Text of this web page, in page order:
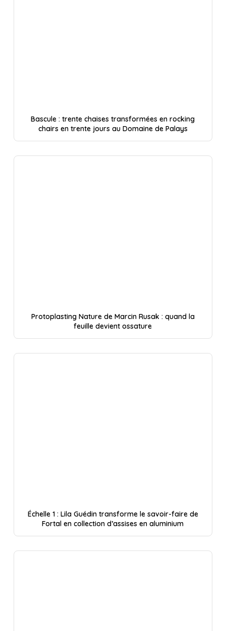
Bascule : trente chaises transformées en rocking
chairs en trente jours au Domaine de Palays
Protoplasting Nature de Marcin Rusak : quand la
feuille devient ossature
Échelle 1 : Lila Guédin transforme le savoir-faire de
Fortal en collection d’assises en aluminium